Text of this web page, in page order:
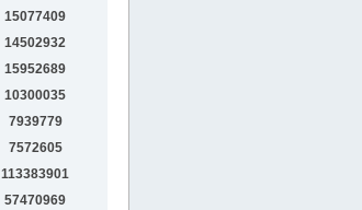
15077409
14502932
15952689
10300035
7939779
7572605
113383901
57470969